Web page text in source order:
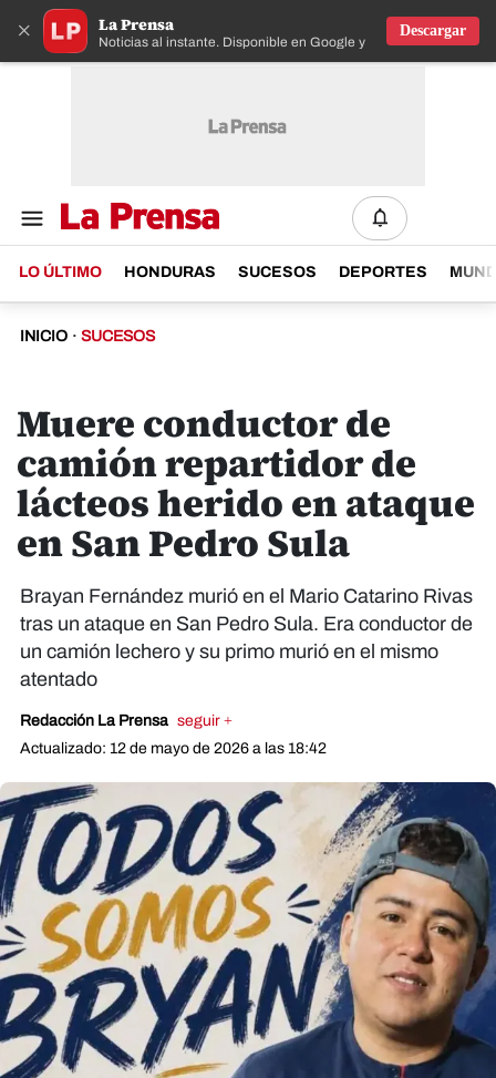
× La Prensa
Noticias al instante. Disponible en Google y IOS
Descargar
LO ÚLTIMO HONDURAS SUCESOS DEPORTES
INICIO · SUCESOS
Muere conductor de
camión repartidor de
lácteos herido en ataque
en San Pedro Sula
Brayan Fernández murió en el Mario Catarino Rivas
tras un ataque en San Pedro Sula. Era conductor de
un camión lechero y su primo murió en el mismo
atentado
Redacción La Prensa seguir +
Actualizado: 12 de mayo de 2026 a las 18:42